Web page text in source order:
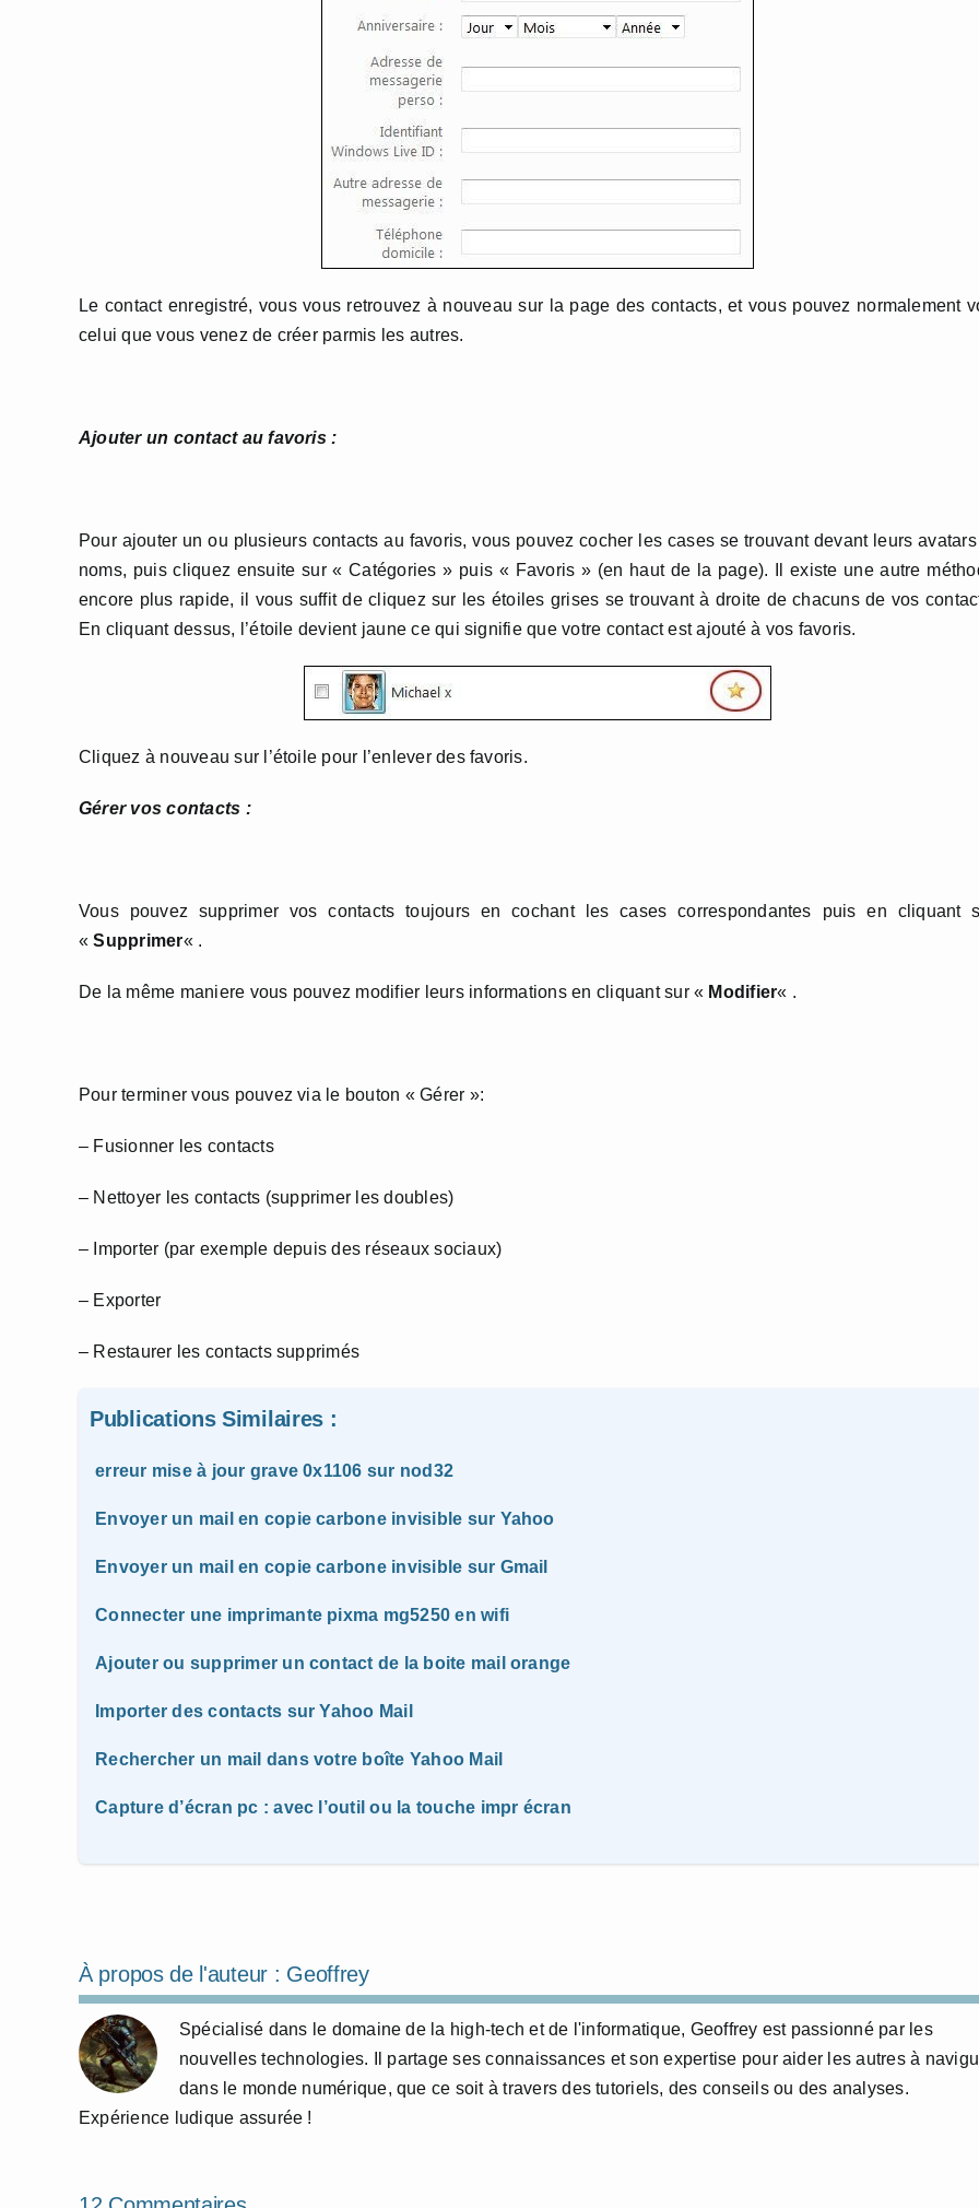
Le contact enregistré, vous vous retrouvez à nouveau sur la page des contacts, et vous pouvez normalement
celui que vous venez de créer parmis les autres.
Ajouter un contact au favoris :
Pour ajouter un ou plusieurs contacts au favoris, vous pouvez cocher les cases se trouvant devant leurs
noms, puis cliquez ensuite sur « Catégories » puis « Favoris » (en haut de la page). Il existe une autre
encore plus rapide, il vous suffit de cliquez sur les étoiles grises se trouvant à droite de chacuns de vos
En cliquant dessus, l’étoile devient jaune ce qui signifie que votre contact est ajouté à vos favoris.
Cliquez à nouveau sur l’étoile pour l’enlever des favoris.
Gérer vos contacts :
Vous pouvez supprimer vos contacts toujours en cochant les cases correspondantes puis en cliquant
«Supprimer« .
De la même maniere vous pouvez modifier leurs informations en cliquant sur « Modifier« .
Pour terminer vous pouvez via le bouton « Gérer »:
– Fusionner les contacts
– Nettoyer les contacts (supprimer les doubles)
– Importer (par exemple depuis des réseaux sociaux)
– Exporter
– Restaurer les contacts supprimés
Publications Similaires :
erreur mise à jour grave 0x1106 sur nod32
Envoyer un mail en copie carbone invisible sur Yahoo
Envoyer un mail en copie carbone invisible sur Gmail
Connecter une imprimante pixma mg5250 en wifi
Ajouter ou supprimer un contact de la boite mail orange
Importer des contacts sur Yahoo Mail
Rechercher un mail dans votre boîte Yahoo Mail
Capture d’écran pc : avec l’outil ou la touche impr écran
À propos de l'auteur : Geoffrey
Spécialisé dans le domaine de la high-tech et de l'informatique, Geoffrey est passionné par les
nouvelles technologies. Il partage ses connaissances et son expertise pour aider les autres à
dans le monde numérique, que ce soit à travers des tutoriels, des conseils ou des analyses.
Expérience ludique assurée !